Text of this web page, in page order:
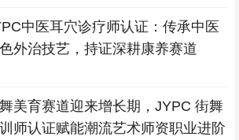
中医耳穴诊疗师认证：传承中医
外治技艺，持证深耕康养赛道
美育赛道迎来增长期，JYPC 街舞
师认证赋能潮流艺术师资职业进阶